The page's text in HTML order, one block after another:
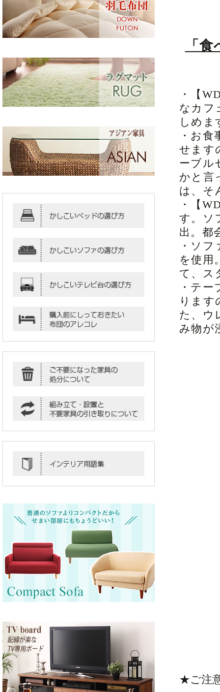
「
・【
なカフ
しめま
・お
せます
ーブル
かと言
は、そ
・【
す。ソ
出。都
・ソ
を使用
て、ス
・テ
ります
た、ウ
み物が
★ご注